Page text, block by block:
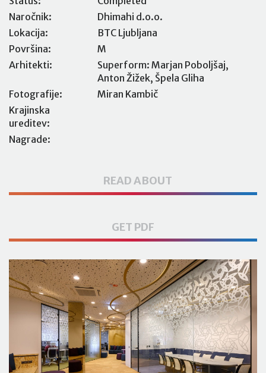
Naročnik:
Dhimahi d.o.o.
Lokacija:
BTC Ljubljana
Površina:
M
Arhitekti:
Superform: Marjan Poboljšaj,
Anton Žižek, Špela Gliha
Fotografije:
Miran Kambič
Krajinska
ureditev:
Nagrade:
READ ABOUT
GET PDF